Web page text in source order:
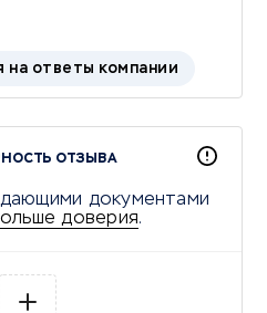
на ответы компании
ОТЗЫВА
документами
доверия.